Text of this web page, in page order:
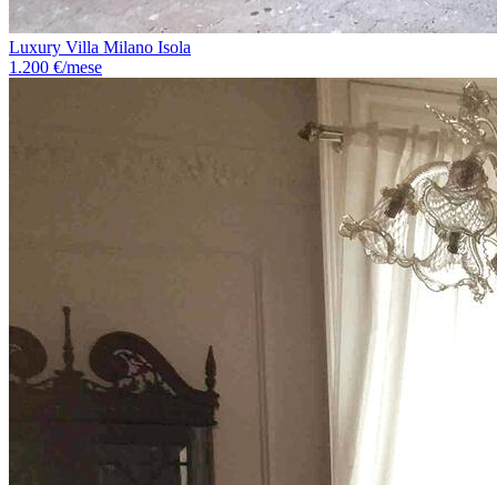
Luxury Villa Milano Isola
1.200 €/mese